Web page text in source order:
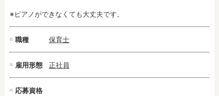
※ピアノができなくても大丈夫です。
職種 保育士
雇用形態 正社員
応募資格